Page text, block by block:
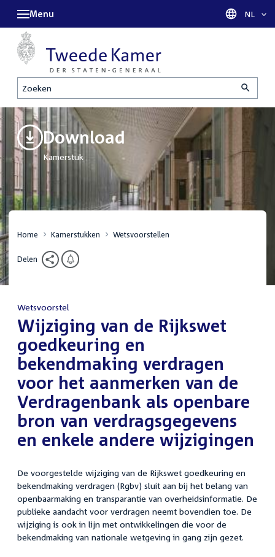
Zoeken
Menu Taal
NL
Download
Kamerstuk
Home Kamerstukken Wetsvoorstellen
Delen
Wetsvoorstel
:Wijziging van de Rijkswet
goedkeuring en
bekendmaking verdragen
voor het aanmerken van de
Verdragenbank als openbare
bron van verdragsgegevens
en enkele andere wijzigingen
De voorgestelde wijziging van de Rijkswet goedkeuring en
bekendmaking verdragen (Rgbv) sluit aan bij het belang van
openbaarmaking en transparantie van overheidsinformatie. De
publieke aandacht voor verdragen neemt bovendien toe. De
wijziging is ook in lijn met ontwikkelingen die voor de
bekendmaking van nationale wetgeving in gang zijn gezet.